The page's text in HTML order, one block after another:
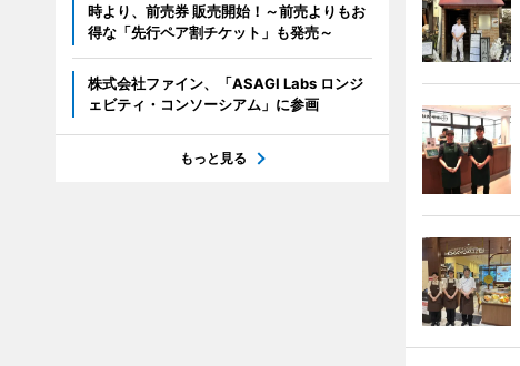
時より、前売券 販売開始！～前売よりもお
得な「先行ペア割チケット」も発売～
株式会社ファイン、「ASAGI Labs ロンジ
ェビティ・コンソーシアム」に参画
もっと見る